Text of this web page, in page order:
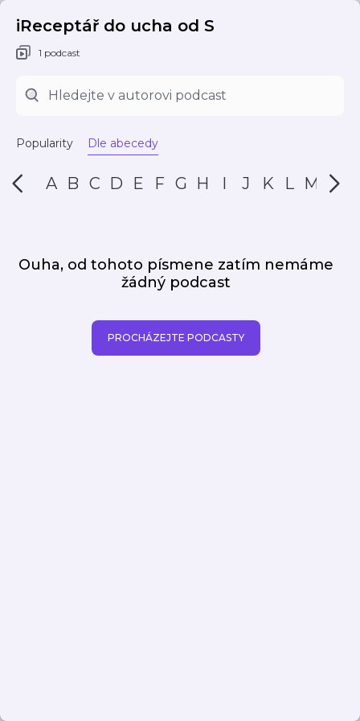
iReceptář do ucha od S
1 podcast
Popularity Dle abecedy
A B C D E F G H I J K L M N
Ouha, od tohoto písmene zatím nemáme
žádný podcast
PROCHÁZEJTE PODCASTY